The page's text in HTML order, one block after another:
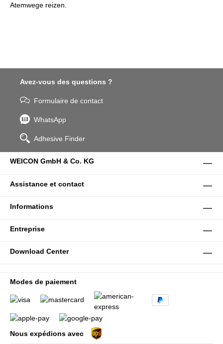
Atemwege reizen.
Avez-vous des questions ?
Formulaire de contact
WhatsApp
Adhesive Finder
WEICON GmbH & Co. KG
Assistance et contact
Informations
Entreprise
Download Center
Modes de paiement
Nous expédions avec